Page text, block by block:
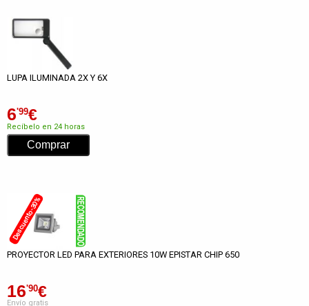
LUPA ILUMINADA 2X Y 6X
6'99€
Recíbelo en 24 horas
Descuento -30%
PROYECTOR LED PARA EXTERIORES 10W EPISTAR CHIP 650
16'90€
Envío gratis